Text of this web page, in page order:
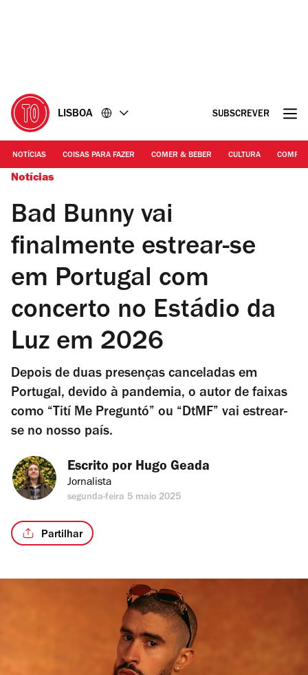
LISBOA SUBSCREVER
NOTÍCIAS COISAS PARA FAZER COMER & BEBER CULTURA
Notícias
Bad Bunny vai
finalmente estrear-se
em Portugal com
concerto no Estádio da
Luz em 2026
Depois de duas presenças canceladas em
Portugal, devido à pandemia, o autor de faixas
como “Tití Me Preguntó” ou “DtMF” vai estrear-
se no nosso país.
Escrito por Hugo Geada
Jornalista
segunda-feira 5 maio 2025
Partilhar